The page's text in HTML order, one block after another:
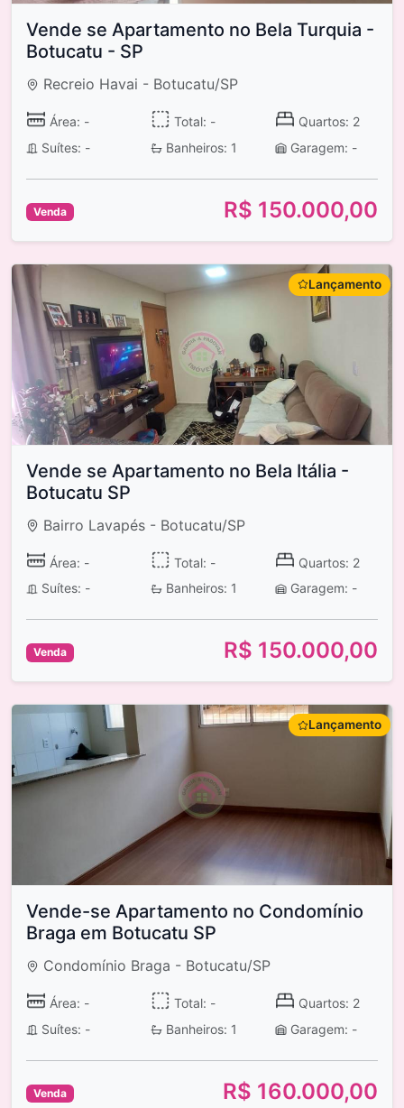
Vende se Apartamento no Bela Turquia -
Botucatu - SP
Recreio Havai - Botucatu/SP
Área: - Total: -
Quartos: 2
Suítes: -
Banheiros: 1 Garagem: -
Venda R$ 150.000,00
Lançamento
Vende se Apartamento no Bela Itália -
Botucatu SP
Bairro Lavapés - Botucatu/SP
Área: - Total: -
Quartos: 2
Suítes: -
Banheiros: 1 Garagem: -
Venda R$ 150.000,00
Lançamento
Vende-se Apartamento no Condomínio
Braga em Botucatu SP
Condomínio Braga - Botucatu/SP
Área: - Total: -
Quartos: 2
Suítes: -
Banheiros: 1 Garagem: -
Venda R$ 160.000,00